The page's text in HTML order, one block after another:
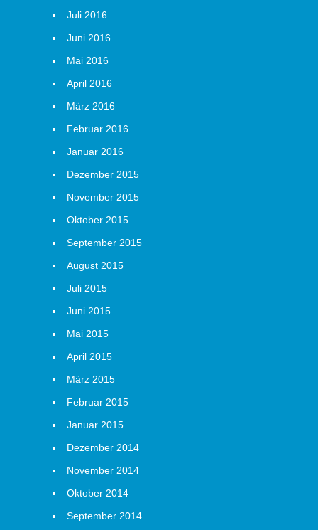
Juli 2016
Juni 2016
Mai 2016
April 2016
März 2016
Februar 2016
Januar 2016
Dezember 2015
November 2015
Oktober 2015
September 2015
August 2015
Juli 2015
Juni 2015
Mai 2015
April 2015
März 2015
Februar 2015
Januar 2015
Dezember 2014
November 2014
Oktober 2014
September 2014